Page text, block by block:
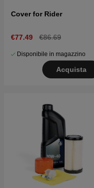
Cover for Rider
€77.49 €86.69
Disponibile in magazzino
Acquista